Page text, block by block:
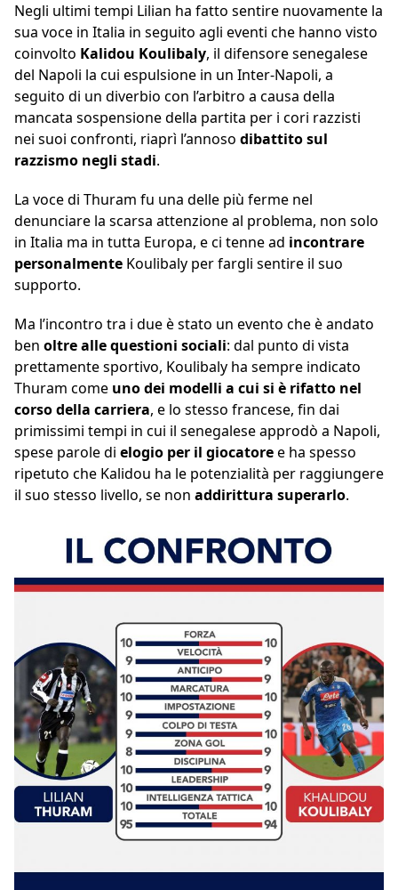
Negli ultimi tempi Lilian ha fatto sentire nuovamente la
sua voce in Italia in seguito agli eventi che hanno visto
coinvolto Kalidou Koulibaly, il difensore senegalese
del Napoli la cui espulsione in un Inter-Napoli, a
seguito di un diverbio con l’arbitro a causa della
mancata sospensione della partita per i cori razzisti
nei suoi confronti, riaprì l’annoso dibattito sul
razzismo negli stadi.
La voce di Thuram fu una delle più ferme nel
denunciare la scarsa attenzione al problema, non solo
in Italia ma in tutta Europa, e ci tenne ad incontrare
personalmente Koulibaly per fargli sentire il suo
supporto.
Ma l’incontro tra i due è stato un evento che è andato
ben oltre alle questioni sociali: dal punto di vista
prettamente sportivo, Koulibaly ha sempre indicato
Thuram come uno dei modelli a cui si è rifatto nel
corso della carriera, e lo stesso francese, fin dai
primissimi tempi in cui il senegalese approdò a Napoli,
spese parole di elogio per il giocatoree ha spesso
ripetuto che Kalidou ha le potenzialità per raggiungere
il suo stesso livello, se non addirittura superarlo.